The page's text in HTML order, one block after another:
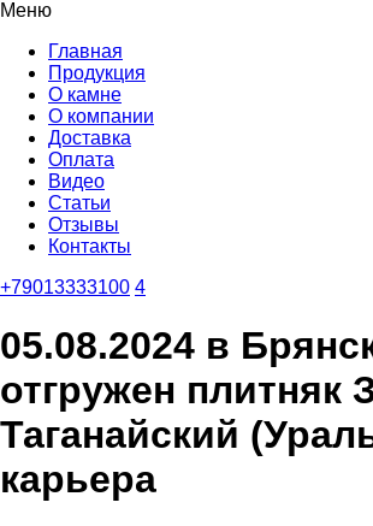
Меню
Главная
Продукция
О камне
О компании
Доставка
Оплата
Видео
Статьи
Отзывы
Контакты
+79013333100 4
05.08.2024 в
отгружен плитняк
Таганайский
карьера